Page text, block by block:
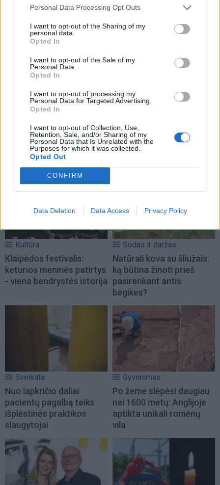
Personal Data Processing Opt Outs
I want to opt-out of the Sharing of my
personal data.
Opted In
I want to opt-out of the Sale of my
Personal Data.
Opted In
I want to opt-out of processing my
Personal Data for Targeted Advertising.
Opted In
I want to opt-out of Collection, Use,
Retention, Sale, and/or Sharing of my
Personal Data that Is Unrelated with the
Purposes for which it was collected.
Opted Out
CONFIRM
Data Deletion Data Access Privacy Policy
TAIP PAT SKAITYKITE
Kultūra
Klaipėdos festivalis:
keturios meninės patirtys
- viena bendrystės istorija
Sodas ir daržas
Natūrali kova su šliužais:
ką būtina žinoti prieš
pasirenkant antis
bėgikes?
Sveikata
Nuo lapkričio daliai
pacientų pagalbą teiks
išplėstinės praktikos
slaugytojai
Gyvenimas
Po žeme slėpėsi daugiau
nei 1600 metų: Anglijoje
aptikta unikali romėnų
vila